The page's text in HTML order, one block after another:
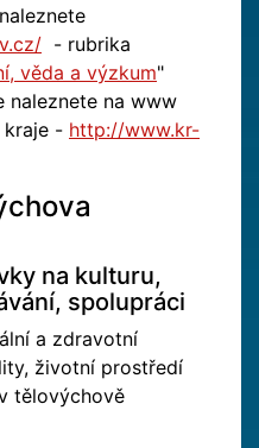
- rubrika
věda a výzkum"
naleznete na www
kraje - http://www.kr-
na kulturu,
spolupráci
a zdravotní
životní prostředí
tělovýchově